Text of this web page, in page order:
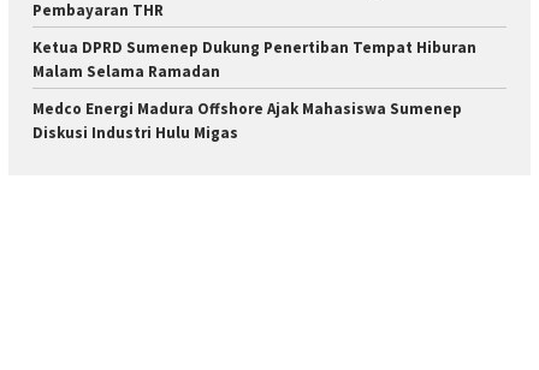
Pembayaran THR
Ketua DPRD Sumenep Dukung Penertiban Tempat Hiburan
Malam Selama Ramadan
Medco Energi Madura Offshore Ajak Mahasiswa Sumenep
Diskusi Industri Hulu Migas